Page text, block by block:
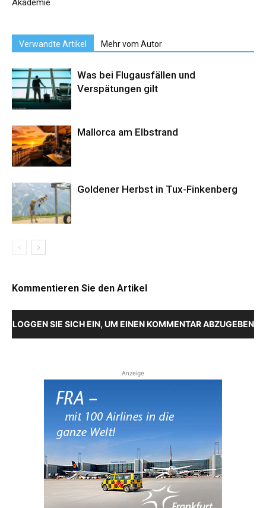
Akademie
Verwandte Artikel Mehr vom Autor
Was bei Flugausfällen und
Verspätungen gilt
Mallorca am Elbstrand
Goldener Herbst in Tux-Finkenberg
Kommentieren Sie den Artikel
LOGGEN SIE SICH EIN, UM EINEN KOMMENTAR ABZUGEBEN
Anzeige